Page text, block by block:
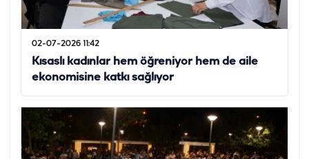
02-07-2026 11:42
Kısaslı kadınlar hem öğreniyor hem de aile
ekonomisine katkı sağlıyor